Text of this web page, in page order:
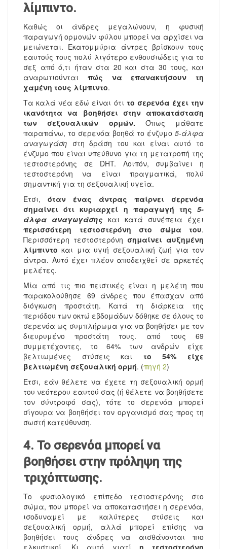
λίμπιντο.
Καθώς οι άνδρες μεγαλώνουν, η φυσική
παραγωγή ορμονών φύλου μπορεί να αρχίσει να
μειώνεται. Εκατομμύρια άντρες βρίσκουν τους
εαυτούς τους πολύ λιγότερο ενθουσιώδεις για το
σεξ από ό,τι ήταν στα 20 και στα 30 τους, και
αναρωτιούνται πώς να επανακτήσουν τη
χαμένη τους λίμπιντο.
Τα καλά νέα εδώ είναι ότι το σερενόα έχει την
ικανότητα να βοηθήσει στην αποκατάσταση
των σεξουαλικών ορμών. Όπως μάθατε
παραπάνω, το σερενόα βοηθά το ένζυμο 5-άλφα
αναγωγάση στη δράση του και είναι αυτό το
ένζυμο που είναι υπεύθυνο για τη μετατροπή της
τεστοστερόνης σε DHT. Λοιπόν, συμβαίνει η
τεστοστερόνη να είναι πραγματικά, πολύ
σημαντική για τη σεξουαλική υγεία.
Έτσι, όταν ένας άντρας παίρνει σερενόα
σημαίνει ότι κυριαρχεί η παραγωγή της 5-
άλφα αναγωγάσης και κατά συνέπεια έχει
περισσότερη τεστοστερόνη στο σώμα του.
Περισσότερη τεστοστερόνη σημαίνει αυξημένη
λίμπιντο και μια υγιή σεξουαλική ζωή για τον
άντρα. Αυτό έχει πλέον αποδειχθεί σε αρκετές
μελέτες.
Μία από τις πιο πειστικές είναι η μελέτη που
παρακολούθησε 69 άνδρες που έπασχαν από
διόγκωση προστάτη. Κατά τη διάρκεια της
περιόδου των οκτώ εβδομάδων δόθηκε σε όλους το
σερενόα ως συμπλήρωμα για να βοηθήσει με τον
διευρυμένο προστάτη τους. από τους 69
συμμετέχοντες, το 64% των ανδρών είχε
βελτιωμένες στύσεις και το 54% είχε
βελτιωμένη σεξουαλική ορμή. (πηγή 2)
Έτσι, εάν θέλετε να έχετε τη σεξουαλική ορμή
του νεότερου εαυτού σας (ή θέλετε να βοηθήσετε
τον σύντροφό σας), τότε το σερενόα μπορεί
σίγουρα να βοηθήσει τον οργανισμό σας προς τη
σωστή κατεύθυνση.
4. Το σερενόα μπορεί να
βοηθήσει στην πρόληψη της
τριχόπτωσης.
Το φυσιολογικό επίπεδο τεστοστερόνης στο
σώμα, που μπορεί να αποκαταστήσει η σερενόα,
ισοδυναμεί με καλύτερες στύσεις και
σεξουαλική ορμή, αλλά μπορεί επίσης να
βοηθήσει τους άνδρες να αισθάνονται πιο